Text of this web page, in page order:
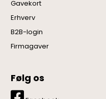
Gavekort
Erhverv
B2B-login
Firmagaver
Følg os